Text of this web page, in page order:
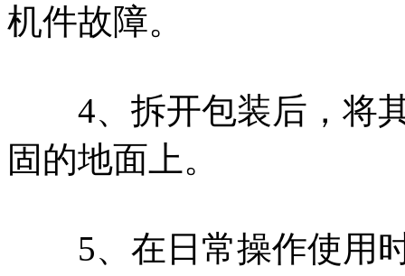
机件故障。
4、拆开包装后，将其
固的地面上。
5、在日常操作使用时